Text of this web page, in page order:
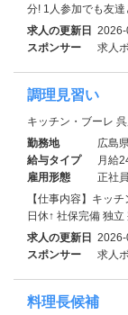
分! 1人参加でも友
求人の更新日 2026-
スポンサー
求人
調理見習い
キッチン・ブーレ
勤務地
広島
給与タイプ
月給
雇用形態
正社員
【仕事内容】キッ
日休↑ 社保完備 独立
求人の更新日
スポンサー
求人
料理長候補